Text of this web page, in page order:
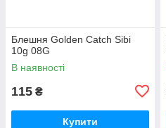
Блешня Golden Catch Sibi
10g 08G
В наявності
115 ₴
Купити